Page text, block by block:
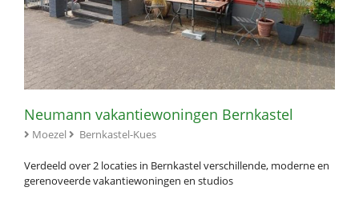
Neumann vakantiewoningen Bernkastel
Moezel Bernkastel-Kues
Verdeeld over 2 locaties in Bernkastel verschillende, moderne en
gerenoveerde vakantiewoningen en studios